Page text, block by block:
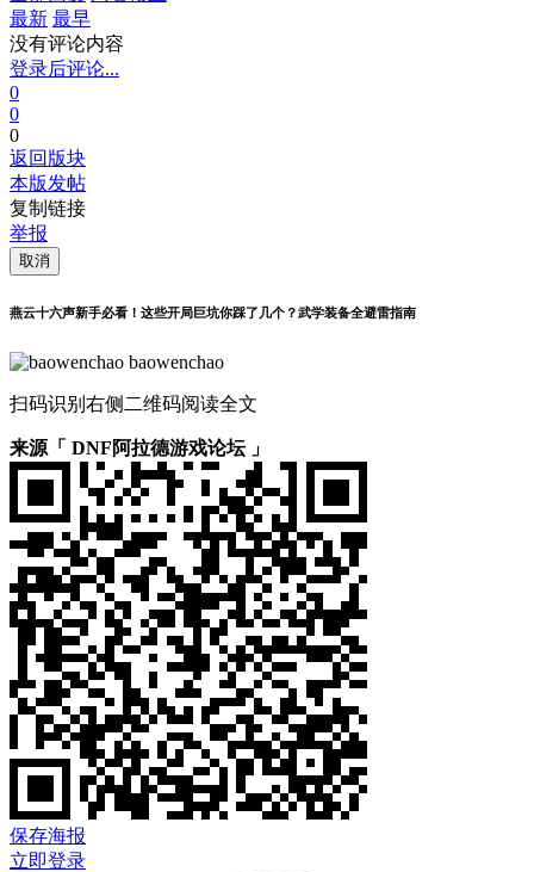
最新 最早
没有评论内容
登录后评论...
0
0
0
返回版块
本版发帖
复制链接
举报
取消
燕云十六声新手必看！这些开局巨坑你踩了几个？武学装备全避雷指南
baowenchao
扫码识别右侧二维码阅读全文
来源「 DNF阿拉德游戏论坛 」
保存海报
立即登录